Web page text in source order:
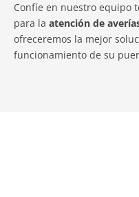
Confíe en nuestro equipo
para la atención de
ofreceremos la mejor
funcionamiento de su